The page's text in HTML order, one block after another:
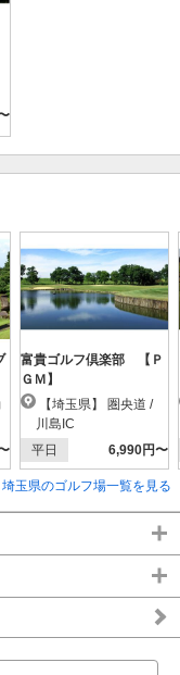
富貴ゴルフ倶楽部 【Ｐ
ＧＭ】
川島IC
平日
6,990円〜
埼玉県のゴルフ場一覧を見る